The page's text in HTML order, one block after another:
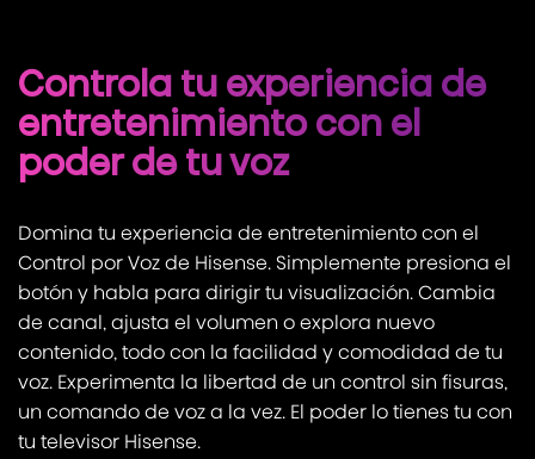
Controla tu experiencia de
entretenimiento con el
poder de tu voz
Domina tu experiencia de entretenimiento con el
Control por Voz de Hisense. Simplemente presiona el
botón y habla para dirigir tu visualización. Cambia
de canal, ajusta el volumen o explora nuevo
contenido, todo con la facilidad y comodidad de tu
voz. Experimenta la libertad de un control sin fisuras,
un comando de voz a la vez. El poder lo tienes tu con
tu televisor Hisense.